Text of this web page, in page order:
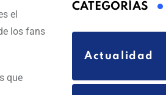
el
los fans
que
CATEGORÍAS
Actualidad